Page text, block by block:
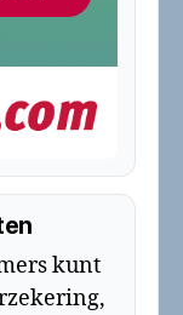
kunt